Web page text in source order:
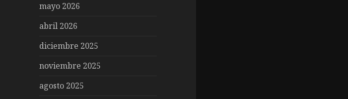
mayo 2026
abril 2026
diciembre 2025
noviembre 2025
agosto 2025